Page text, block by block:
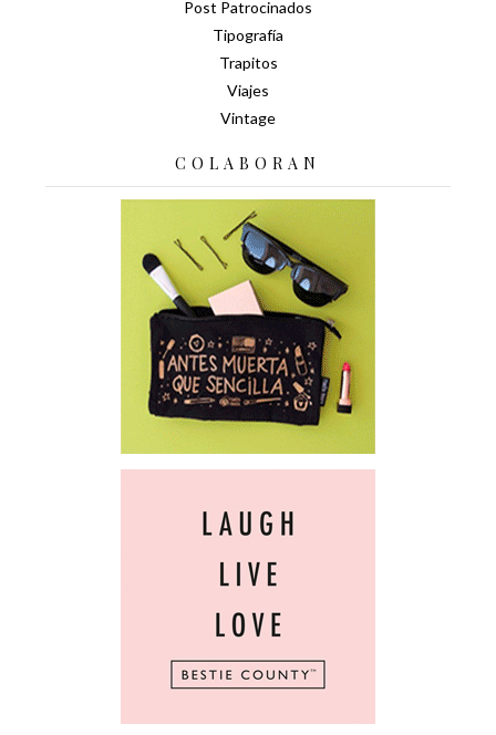
Post Patrocinados
Tipografía
Trapitos
Viajes
Vintage
COLABORAN